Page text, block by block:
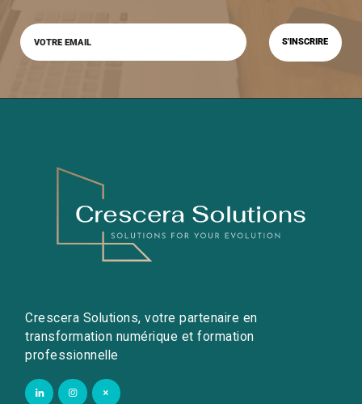
Crescera Solutions, votre partenaire en
transformation numérique et formation
professionnelle